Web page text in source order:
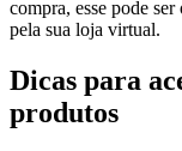
compra, esse pode
pela sua loja virtual.
Dicas para
produtos